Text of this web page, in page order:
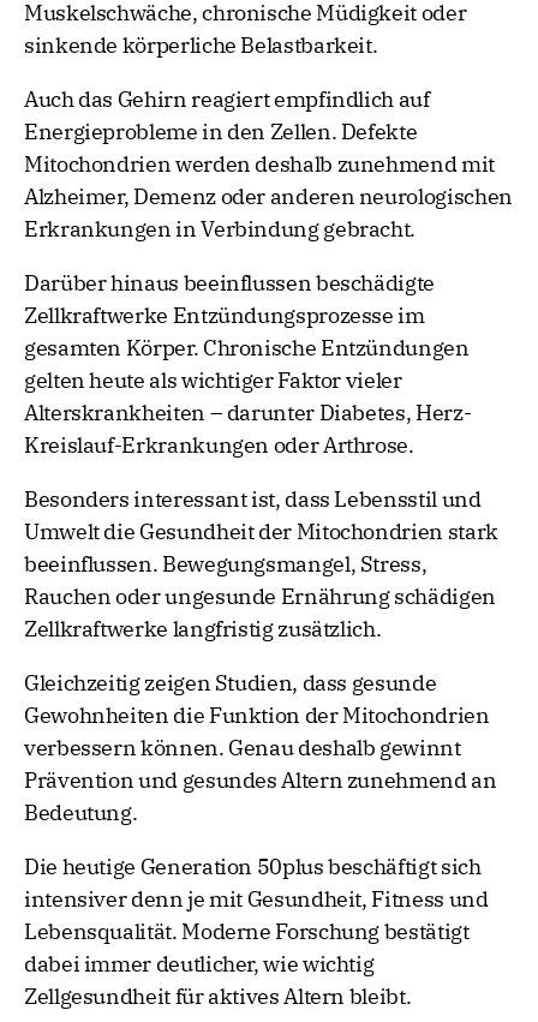
Muskelschwäche, chronische Müdigkeit oder
sinkende körperliche Belastbarkeit.
Auch das Gehirn reagiert empfindlich auf
Energieprobleme in den Zellen. Defekte
Mitochondrien werden deshalb zunehmend mit
Alzheimer, Demenz oder anderen neurologischen
Erkrankungen in Verbindung gebracht.
Darüber hinaus beeinflussen beschädigte
Zellkraftwerke Entzündungsprozesse im
gesamten Körper. Chronische Entzündungen
gelten heute als wichtiger Faktor vieler
Alterskrankheiten – darunter Diabetes, Herz-
Kreislauf-Erkrankungen oder Arthrose.
Besonders interessant ist, dass Lebensstil und
Umwelt die Gesundheit der Mitochondrien stark
beeinflussen. Bewegungsmangel, Stress,
Rauchen oder ungesunde Ernährung schädigen
Zellkraftwerke langfristig zusätzlich.
Gleichzeitig zeigen Studien, dass gesunde
Gewohnheiten die Funktion der Mitochondrien
verbessern können. Genau deshalb gewinnt
Prävention und gesundes Altern zunehmend an
Bedeutung.
Die heutige Generation 50plus beschäftigt sich
intensiver denn je mit Gesundheit, Fitness und
Lebensqualität. Moderne Forschung bestätigt
dabei immer deutlicher, wie wichtig
Zellgesundheit für aktives Altern bleibt.